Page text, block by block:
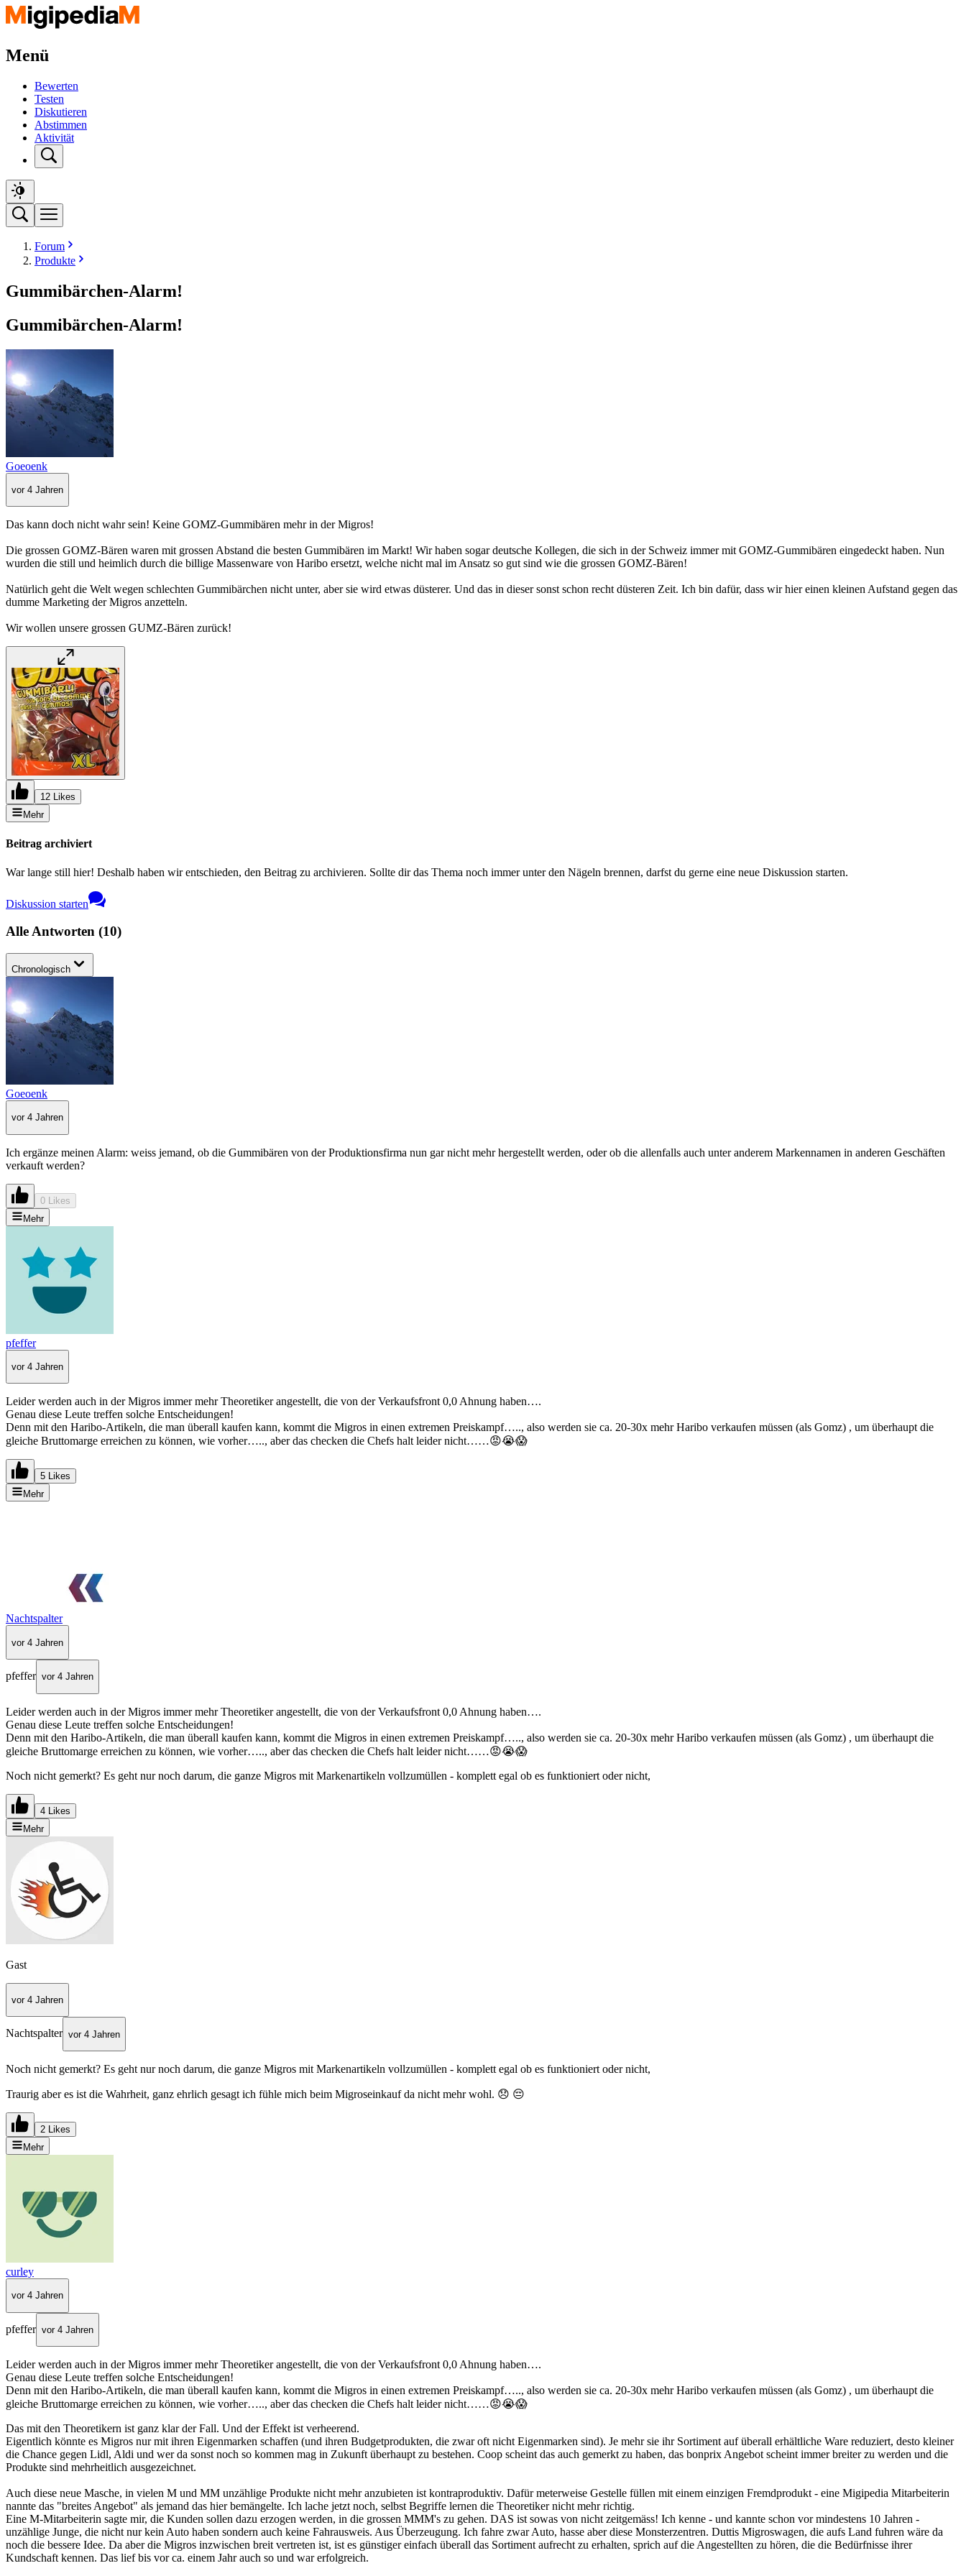
Menü
Bewerten
Testen
Diskutieren
Abstimmen
Aktivität
Forum
Produkte
Gummibärchen-Alarm!
Gummibärchen-Alarm!
Goeoenk
vor 4 Jahren
Das kann doch nicht wahr sein! Keine GOMZ-Gummibären mehr in der Migros!
Die grossen GOMZ-Bären waren mit grossen Abstand die besten Gummibären im Markt! Wir haben sogar deutsche Kollegen, die sich in der Schweiz immer mit GOMZ-Gummibären eingedeckt haben. Nun
wurden die still und heimlich durch die billige Massenware von Haribo ersetzt, welche nicht mal im Ansatz so gut sind wie die grossen GOMZ-Bären!
Natürlich geht die Welt wegen schlechten Gummibärchen nicht unter, aber sie wird etwas düsterer. Und das in dieser sonst schon recht düsteren Zeit. Ich bin dafür, dass wir hier einen kleinen Aufstand gegen das
dumme Marketing der Migros anzetteln.
Wir wollen unsere grossen GUMZ-Bären zurück!
12 Likes
Mehr
Beitrag archiviert
War lange still hier! Deshalb haben wir entschieden, den Beitrag zu archivieren. Sollte dir das Thema noch immer unter den Nägeln brennen, darfst du gerne eine neue Diskussion starten.
Diskussion starten
Alle Antworten (10)
Chronologisch
Goeoenk
vor 4 Jahren
Ich ergänze meinen Alarm: weiss jemand, ob die Gummibären von der Produktionsfirma nun gar nicht mehr hergestellt werden, oder ob die allenfalls auch unter anderem Markennamen in anderen Geschäften
verkauft werden?
0 Likes
Mehr
pfeffer
vor 4 Jahren
Leider werden auch in der Migros immer mehr Theoretiker angestellt, die von der Verkaufsfront 0,0 Ahnung haben….
Genau diese Leute treffen solche Entscheidungen!
Denn mit den Haribo-Artikeln, die man überall kaufen kann, kommt die Migros in einen extremen Preiskampf….., also werden sie ca. 20-30x mehr Haribo verkaufen müssen (als Gomz) , um überhaupt die
gleiche Bruttomarge erreichen zu können, wie vorher….., aber das checken die Chefs halt leider nicht……😡😭😱
5 Likes
Mehr
Nachtspalter
vor 4 Jahren
pfeffer vor 4 Jahren
Leider werden auch in der Migros immer mehr Theoretiker angestellt, die von der Verkaufsfront 0,0 Ahnung haben….
Genau diese Leute treffen solche Entscheidungen!
Denn mit den Haribo-Artikeln, die man überall kaufen kann, kommt die Migros in einen extremen Preiskampf….., also werden sie ca. 20-30x mehr Haribo verkaufen müssen (als Gomz) , um überhaupt die
gleiche Bruttomarge erreichen zu können, wie vorher….., aber das checken die Chefs halt leider nicht……😡😭😱
Noch nicht gemerkt? Es geht nur noch darum, die ganze Migros mit Markenartikeln vollzumüllen - komplett egal ob es funktioniert oder nicht,
4 Likes
Mehr
Gast
vor 4 Jahren
Nachtspalter vor 4 Jahren
Noch nicht gemerkt? Es geht nur noch darum, die ganze Migros mit Markenartikeln vollzumüllen - komplett egal ob es funktioniert oder nicht,
Traurig aber es ist die Wahrheit, ganz ehrlich gesagt ich fühle mich beim Migroseinkauf da nicht mehr wohl. 😞 😔
2 Likes
Mehr
curley
vor 4 Jahren
pfeffer vor 4 Jahren
Leider werden auch in der Migros immer mehr Theoretiker angestellt, die von der Verkaufsfront 0,0 Ahnung haben….
Genau diese Leute treffen solche Entscheidungen!
Denn mit den Haribo-Artikeln, die man überall kaufen kann, kommt die Migros in einen extremen Preiskampf….., also werden sie ca. 20-30x mehr Haribo verkaufen müssen (als Gomz) , um überhaupt die
gleiche Bruttomarge erreichen zu können, wie vorher….., aber das checken die Chefs halt leider nicht……😡😭😱
Das mit den Theoretikern ist ganz klar der Fall. Und der Effekt ist verheerend.
Eigentlich könnte es Migros nur mit ihren Eigenmarken schaffen (und ihren Budgetprodukten, die zwar oft nicht Eigenmarken sind). Je mehr sie ihr Sortiment auf überall erhältliche Ware reduziert, desto kleiner
die Chance gegen Lidl, Aldi und wer da sonst noch so kommen mag in Zukunft überhaupt zu bestehen. Coop scheint das auch gemerkt zu haben, das bonprix Angebot scheint immer breiter zu werden und die
Produkte sind mehrheitlich ausgezeichnet.
Auch diese neue Masche, in vielen M und MM unzählige Produkte nicht mehr anzubieten ist kontraproduktiv. Dafür meterweise Gestelle füllen mit einem einzigen Fremdprodukt - eine Migipedia Mitarbeiterin
nannte das "breites Angebot" als jemand das hier bemängelte. Ich lache jetzt noch, selbst Begriffe lernen die Theoretiker nicht mehr richtig.
Eine M-Mitarbeiterin sagte mir, die Kunden sollen dazu erzogen werden, in die grossen MMM's zu gehen. DAS ist sowas von nicht zeitgemäss! Ich kenne - und kannte schon vor mindestens 10 Jahren -
unzählige Junge, die nicht nur kein Auto haben sondern auch keine Fahrausweis. Aus Überzeugung. Ich fahre zwar Auto, hasse aber diese Monsterzentren. Duttis Migroswagen, die aufs Land fuhren wäre da
noch die bessere Idee. Da aber die Migros inzwischen breit vertreten ist, ist es günstiger einfach überall das Sortiment aufrecht zu erhalten, sprich auf die Angestellten zu hören, die die Bedürfnisse ihrer
Kundschaft kennen. Das lief bis vor ca. einem Jahr auch so und war erfolgreich.